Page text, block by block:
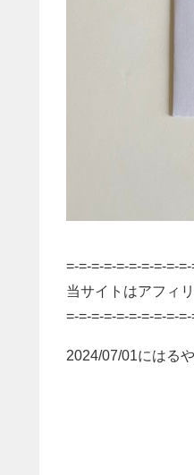
=-=-=-=-=-=-=-=-=-
当サイトはアフィ
=-=-=-=-=-=-=-=-=-
2024/07/01にはる